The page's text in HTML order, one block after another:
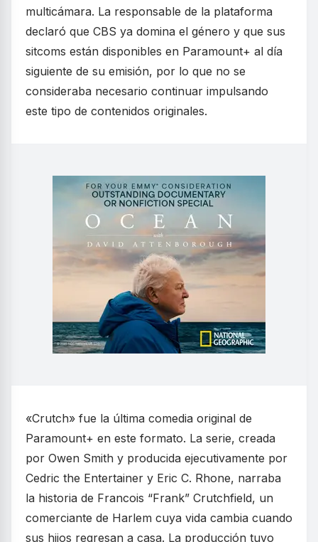
multicámara. La responsable de la plataforma
declaró que CBS ya domina el género y que sus
sitcoms están disponibles en Paramount+ al día
siguiente de su emisión, por lo que no se
consideraba necesario continuar impulsando
este tipo de contenidos originales.
«Crutch» fue la última comedia original de
Paramount+ en este formato. La serie, creada
por Owen Smith y producida ejecutivamente por
Cedric the Entertainer y Eric C. Rhone, narraba
la historia de Francois “Frank” Crutchfield, un
comerciante de Harlem cuya vida cambia cuando
sus hijos regresan a casa. La producción tuvo